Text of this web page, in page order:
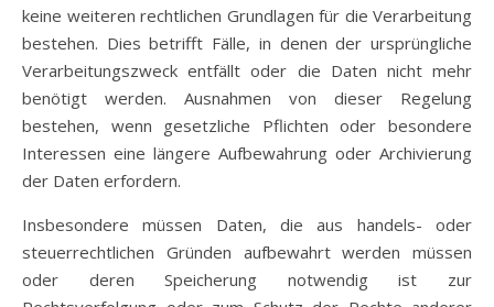
keine weiteren rechtlichen Grundlagen für die Verarbeitung
bestehen. Dies betrifft Fälle, in denen der ursprüngliche
Verarbeitungszweck entfällt oder die Daten nicht mehr
benötigt werden. Ausnahmen von dieser Regelung
bestehen, wenn gesetzliche Pflichten oder besondere
Interessen eine längere Aufbewahrung oder Archivierung
der Daten erfordern.
Insbesondere müssen Daten, die aus handels- oder
steuerrechtlichen Gründen aufbewahrt werden müssen
oder deren Speicherung notwendig ist zur